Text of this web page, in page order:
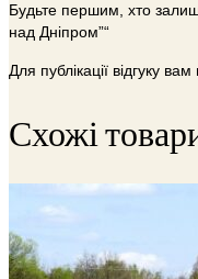
Будьте першим, хто
над Дніпром”“
Для публікації відгуку
Схожі